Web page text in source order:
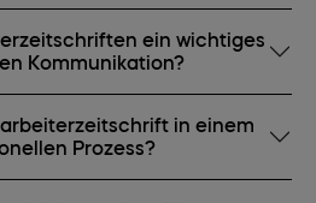
ein wichtiges
Kommunikation?
in einem
Prozess?